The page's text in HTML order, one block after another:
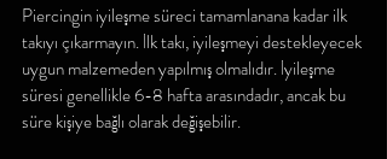
Piercingin iyileşme süreci tamamlanana kadar ilk
takıyı çıkarmayın. İlk takı, iyileşmeyi destekleyecek
uygun malzemeden yapılmış olmalıdır. İyileşme
süresi genellikle 6-8 hafta arasındadır, ancak bu
süre kişiye bağlı olarak değişebilir.